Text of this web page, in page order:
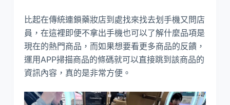
比起在傳統連鎖藥妝店到處找來找去划手機又問店
員，在這裡即便不拿出手機也可以了解什麼品項是
現在的熱門商品，而如果想要看更多商品的反饋，
運用APP掃描商品的條碼就可以直接跳到該商品的
資訊內容，真的是非常方便。